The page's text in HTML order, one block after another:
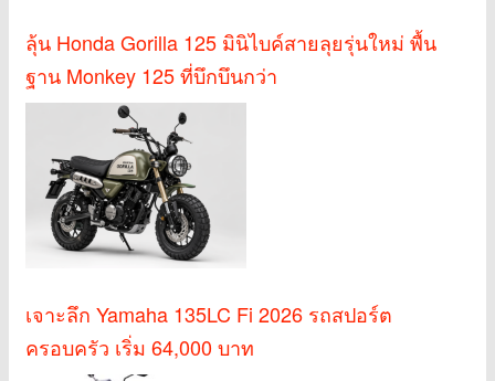
ลุ้น Honda Gorilla 125 มินิไบค์สายลุยรุ่นใหม่ พื้น
ฐาน Monkey 125 ที่บึกบึนกว่า
เจาะลึก Yamaha 135LC Fi 2026 รถสปอร์ต
ครอบครัว เริ่ม 64,000 บาท